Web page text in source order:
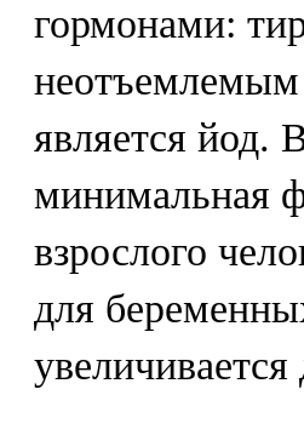
гормонами:
является йод.
минимальная
взрослого
для